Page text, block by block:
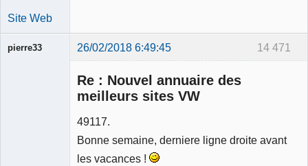
Site Web
14 471
pierre33 26/02/2018 6:49:45
Re : Nouvel annuaire des
meilleurs sites VW
49117.
Bonne semaine, derniere ligne droite avant
les vacances !